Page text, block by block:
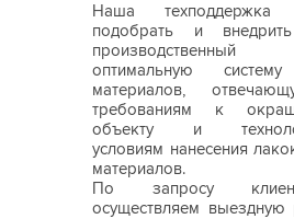
Наша техподдержка
подобрать и
производственный
оптимальную
материалов,
требованиям к
объекту и
условиям нанесения
материалов.
По запросу
осуществляем выездную